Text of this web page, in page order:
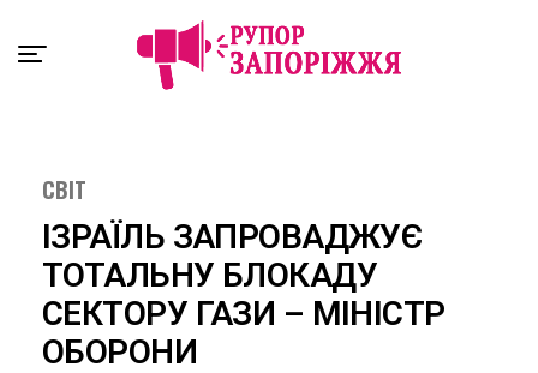
СВІТ
ІЗРАЇЛЬ ЗАПРОВАДЖУЄ
ТОТАЛЬНУ БЛОКАДУ
СЕКТОРУ ГАЗИ – МІНІСТР
ОБОРОНИ
Exit mobile version